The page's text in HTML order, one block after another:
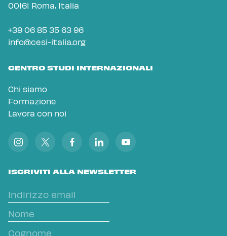
00161 Roma, Italia
+39 06 85 35 63 96
info@cesi-italia.org
CENTRO STUDI INTERNAZIONALI
Chi siamo
Formazione
Lavora con noi
ISCRIVITI ALLA NEWSLETTER